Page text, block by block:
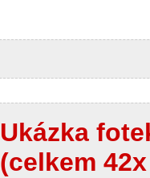
Ukázka
(celkem